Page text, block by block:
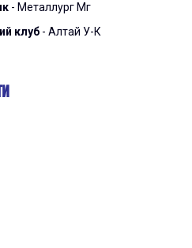
- Металлург Мг
клуб - Алтай У-К